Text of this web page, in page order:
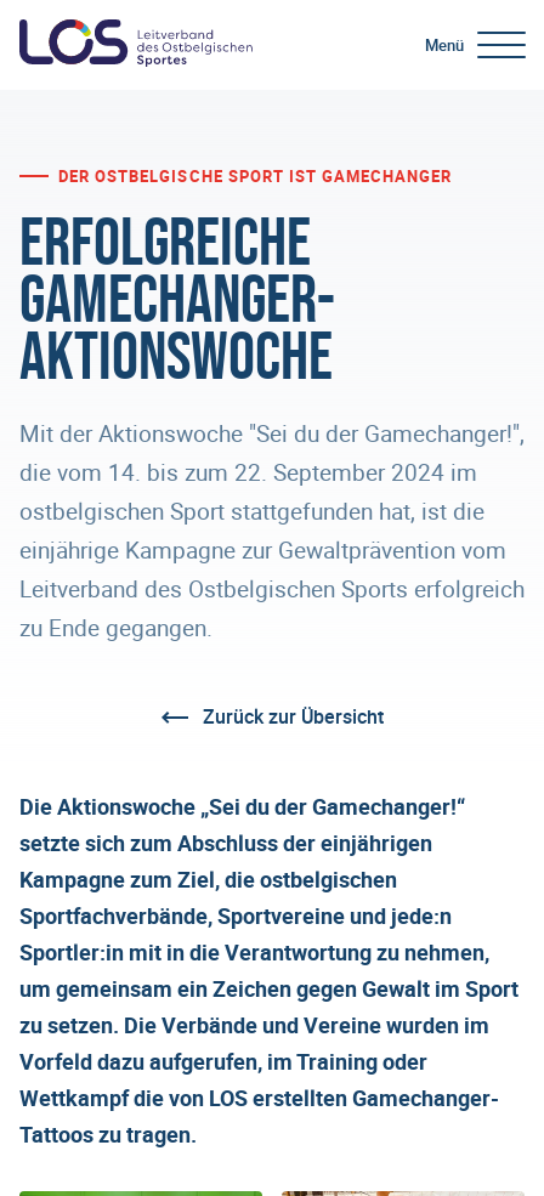
Menü
DER OSTBELGISCHE SPORT IST GAMECHANGER
Erfolgreiche
Gamechanger-
Aktionswoche
Mit der Aktionswoche "Sei du der Gamechanger!",
die vom 14. bis zum 22. September 2024 im
ostbelgischen Sport stattgefunden hat, ist die
einjährige Kampagne zur Gewaltprävention vom
Leitverband des Ostbelgischen Sports erfolgreich
zu Ende gegangen.
Zurück zur Übersicht
Die Aktionswoche „Sei du der Gamechanger!“
setzte sich zum Abschluss der einjährigen
Kampagne zum Ziel, die ostbelgischen
Sportfachverbände, Sportvereine und jede:n
Sportler:in mit in die Verantwortung zu nehmen,
um gemeinsam ein Zeichen gegen Gewalt im Sport
zu setzen. Die Verbände und Vereine wurden im
Vorfeld dazu aufgerufen, im Training oder
Wettkampf die von LOS erstellten Gamechanger-
Tattoos zu tragen.